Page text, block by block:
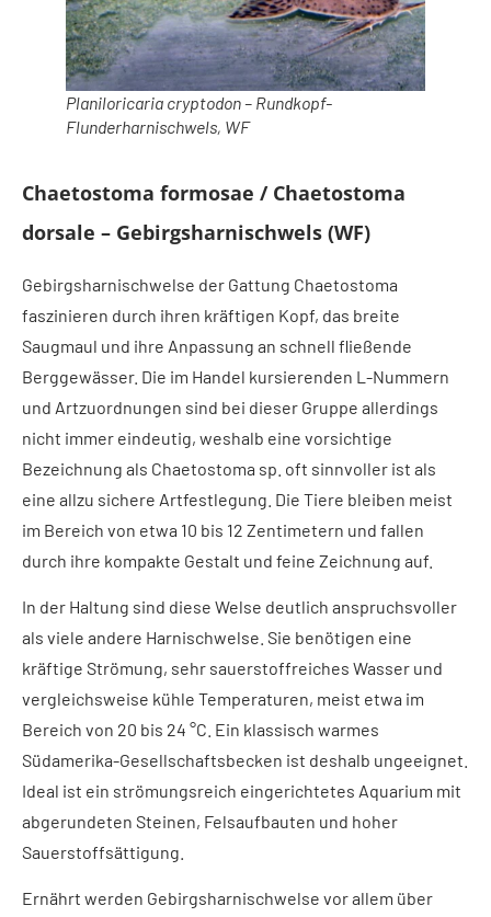
Planiloricaria cryptodon – Rundkopf-
Flunderharnischwels, WF
Chaetostoma formosae / Chaetostoma
dorsale – Gebirgsharnischwels (WF)
Gebirgsharnischwelse der Gattung Chaetostoma
faszinieren durch ihren kräftigen Kopf, das breite
Saugmaul und ihre Anpassung an schnell fließende
Berggewässer. Die im Handel kursierenden L-Nummern
und Artzuordnungen sind bei dieser Gruppe allerdings
nicht immer eindeutig, weshalb eine vorsichtige
Bezeichnung als Chaetostoma sp. oft sinnvoller ist als
eine allzu sichere Artfestlegung. Die Tiere bleiben meist
im Bereich von etwa 10 bis 12 Zentimetern und fallen
durch ihre kompakte Gestalt und feine Zeichnung auf.
In der Haltung sind diese Welse deutlich anspruchsvoller
als viele andere Harnischwelse. Sie benötigen eine
kräftige Strömung, sehr sauerstoffreiches Wasser und
vergleichsweise kühle Temperaturen, meist etwa im
Bereich von 20 bis 24 °C. Ein klassisch warmes
Südamerika-Gesellschaftsbecken ist deshalb ungeeignet.
Ideal ist ein strömungsreich eingerichtetes Aquarium mit
abgerundeten Steinen, Felsaufbauten und hoher
Sauerstoffsättigung.
Ernährt werden Gebirgsharnischwelse vor allem über